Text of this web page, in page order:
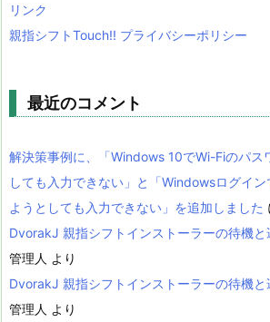
リンク
親指シフトTouch!! プライバシーポリシー
最近のコメント
解決策事例に、「Windows 10でWi-Fiのパス
しても入力できない」と「Windowsログイ
ようとしても入力できない」を追加しました
DvorakJ 親指シフトインストーラーの待機と
管理人 より
DvorakJ 親指シフトインストーラーの待機と
管理人 より